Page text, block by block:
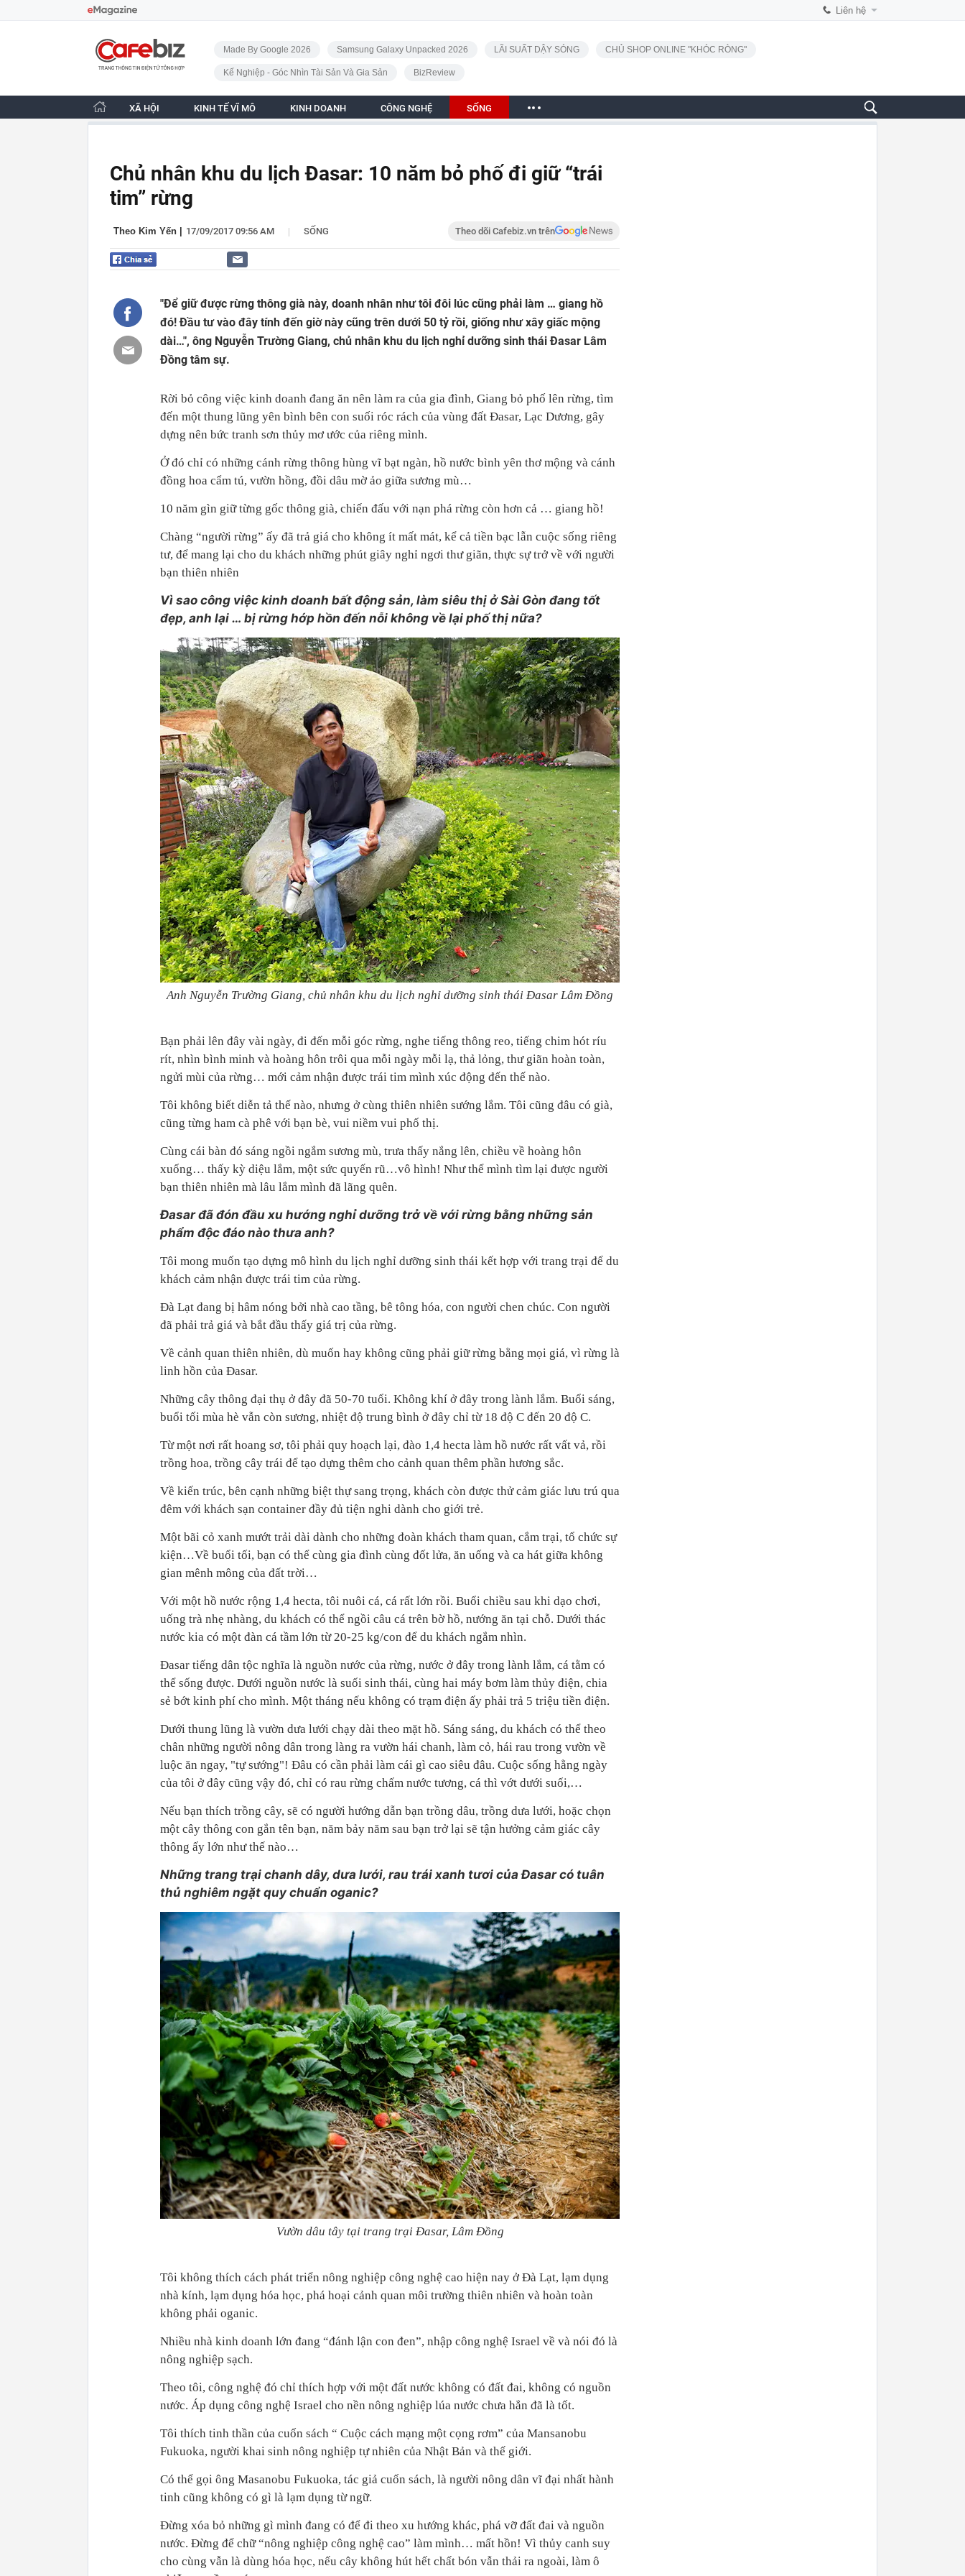
Liên hệ
CafeBiz - Trang chủ
Made By Google 2026 Samsung Galaxy Unpacked 2026 LÃI SUẤT DẬY SÓNG CHỦ SHOP ONLINE "KHÓC RÒNG"
Kế Nghiệp - Góc Nhìn Tài Sản Và Gia Sản BizReview
XÃ HỘI KINH TẾ VĨ MÔ KINH DOANH CÔNG NGHỆ SỐNG
Chủ nhân khu du lịch Đasar: 10 năm bỏ phố đi giữ “trái
tim” rừng
Theo Kim Yến 17/09/2017 09:56 AM | SỐNG Theo dõi Cafebiz.vn trên
"Để giữ được rừng thông già này, doanh nhân như tôi đôi lúc cũng phải làm … giang hồ
đó! Đầu tư vào đây tính đến giờ này cũng trên dưới 50 tỷ rồi, giống như xây giấc mộng
dài…", ông Nguyễn Trường Giang, chủ nhân khu du lịch nghỉ dưỡng sinh thái Đasar Lâm
Đồng tâm sự.
Rời bỏ công việc kinh doanh đang ăn nên làm ra của gia đình, Giang bỏ phố lên rừng, tìm
đến một thung lũng yên bình bên con suối róc rách của vùng đất Đasar, Lạc Dương, gây
dựng nên bức tranh sơn thủy mơ ước của riêng mình.
Ở đó chỉ có những cánh rừng thông hùng vĩ bạt ngàn, hồ nước bình yên thơ mộng và cánh
đồng hoa cẩm tú, vườn hồng, đồi dâu mờ ảo giữa sương mù…
10 năm gìn giữ từng gốc thông già, chiến đấu với nạn phá rừng còn hơn cả … giang hồ!
Chàng “người rừng” ấy đã trả giá cho không ít mất mát, kể cả tiền bạc lẫn cuộc sống riêng
tư, để mang lại cho du khách những phút giây nghỉ ngơi thư giãn, thực sự trở về với người
bạn thiên nhiên
Vì sao công việc kinh doanh bất động sản, làm siêu thị ở Sài Gòn đang tốt
đẹp, anh lại … bị rừng hớp hồn đến nỗi không về lại phố thị nữa?
Anh Nguyễn Trường Giang, chủ nhân khu du lịch nghỉ dưỡng sinh thái Đasar Lâm Đồng
Bạn phải lên đây vài ngày, đi đến mỗi góc rừng, nghe tiếng thông reo, tiếng chim hót ríu
rít, nhìn bình minh và hoàng hôn trôi qua mỗi ngày mỗi lạ, thả lỏng, thư giãn hoàn toàn,
ngửi mùi của rừng… mới cảm nhận được trái tim mình xúc động đến thế nào.
Tôi không biết diễn tả thế nào, nhưng ở cùng thiên nhiên sướng lắm. Tôi cũng đâu có già,
cũng từng ham cà phê với bạn bè, vui niềm vui phố thị.
Cùng cái bàn đó sáng ngồi ngắm sương mù, trưa thấy nắng lên, chiều về hoàng hôn
xuống… thấy kỳ diệu lắm, một sức quyến rũ…vô hình! Như thể mình tìm lại được người
bạn thiên nhiên mà lâu lắm mình đã lãng quên.
Đasar đã đón đầu xu hướng nghỉ dưỡng trở về với rừng bằng những sản
phẩm độc đáo nào thưa anh?
Tôi mong muốn tạo dựng mô hình du lịch nghỉ dưỡng sinh thái kết hợp với trang trại để du
khách cảm nhận được trái tim của rừng.
Đà Lạt đang bị hâm nóng bởi nhà cao tầng, bê tông hóa, con người chen chúc. Con người
đã phải trả giá và bắt đầu thấy giá trị của rừng.
Về cảnh quan thiên nhiên, dù muốn hay không cũng phải giữ rừng bằng mọi giá, vì rừng là
linh hồn của Đasar.
Những cây thông đại thụ ở đây đã 50-70 tuổi. Không khí ở đây trong lành lắm. Buổi sáng,
buổi tối mùa hè vẫn còn sương, nhiệt độ trung bình ở đây chỉ từ 18 độ C đến 20 độ C.
Từ một nơi rất hoang sơ, tôi phải quy hoạch lại, đào 1,4 hecta làm hồ nước rất vất vả, rồi
trồng hoa, trồng cây trái để tạo dựng thêm cho cảnh quan thêm phần hương sắc.
Về kiến trúc, bên cạnh những biệt thự sang trọng, khách còn được thử cảm giác lưu trú qua
đêm với khách sạn container đầy đủ tiện nghi dành cho giới trẻ.
Một bãi cỏ xanh mướt trải dài dành cho những đoàn khách tham quan, cắm trại, tổ chức sự
kiện…Về buổi tối, bạn có thể cùng gia đình cùng đốt lửa, ăn uống và ca hát giữa không
gian mênh mông của đất trời…
Với một hồ nước rộng 1,4 hecta, tôi nuôi cá, cá rất lớn rồi. Buổi chiều sau khi dạo chơi,
uống trà nhẹ nhàng, du khách có thể ngồi câu cá trên bờ hồ, nướng ăn tại chỗ. Dưới thác
nước kia có một đàn cá tầm lớn từ 20-25 kg/con để du khách ngắm nhìn.
Đasar tiếng dân tộc nghĩa là nguồn nước của rừng, nước ở đây trong lành lắm, cá tằm có
thể sống được. Dưới nguồn nước là suối sinh thái, cùng hai máy bơm làm thủy điện, chia
sẻ bớt kinh phí cho mình. Một tháng nếu không có trạm điện ấy phải trả 5 triệu tiền điện.
Dưới thung lũng là vườn dưa lưới chạy dài theo mặt hồ. Sáng sáng, du khách có thể theo
chân những người nông dân trong làng ra vườn hái chanh, làm cỏ, hái rau trong vườn về
luộc ăn ngay, "tự sướng"! Đâu có cần phải làm cái gì cao siêu đâu. Cuộc sống hằng ngày
của tôi ở đây cũng vậy đó, chỉ có rau rừng chấm nước tương, cá thì vớt dưới suối,…
Nếu bạn thích trồng cây, sẽ có người hướng dẫn bạn trồng dâu, trồng dưa lưới, hoặc chọn
một cây thông con gắn tên bạn, năm bảy năm sau bạn trở lại sẽ tận hưởng cảm giác cây
thông ấy lớn như thế nào…
Những trang trại chanh dây, dưa lưới, rau trái xanh tươi của Đasar có tuân
thủ nghiêm ngặt quy chuẩn oganic?
Vườn dâu tây tại trang trại Đasar, Lâm Đồng
Tôi không thích cách phát triển nông nghiệp công nghệ cao hiện nay ở Đà Lạt, lạm dụng
nhà kính, lạm dụng hóa học, phá hoại cảnh quan môi trường thiên nhiên và hoàn toàn
không phải oganic.
Nhiều nhà kinh doanh lớn đang “đánh lận con đen”, nhập công nghệ Israel về và nói đó là
nông nghiệp sạch.
Theo tôi, công nghệ đó chỉ thích hợp với một đất nước không có đất đai, không có nguồn
nước. Áp dụng công nghệ Israel cho nền nông nghiệp lúa nước chưa hẳn đã là tốt.
Tôi thích tinh thần của cuốn sách “ Cuộc cách mạng một cọng rơm” của Mansanobu
Fukuoka, người khai sinh nông nghiệp tự nhiên của Nhật Bản và thế giới.
Có thể gọi ông Masanobu Fukuoka, tác giả cuốn sách, là người nông dân vĩ đại nhất hành
tinh cũng không có gì là lạm dụng từ ngữ.
Đừng xóa bỏ những gì mình đang có để đi theo xu hướng khác, phá vỡ đất đai và nguồn
nước. Đừng để chữ “nông nghiệp công nghệ cao” làm mình… mất hồn! Vì thủy canh suy
cho cùng vẫn là dùng hóa học, nếu cây không hút hết chất bón vẫn thải ra ngoài, làm ô